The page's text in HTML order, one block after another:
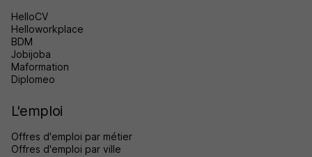
HelloCV
Helloworkplace
BDM
Jobijoba
Maformation
Diplomeo
L'emploi
Offres d'emploi par métier
Offres d'emploi par ville